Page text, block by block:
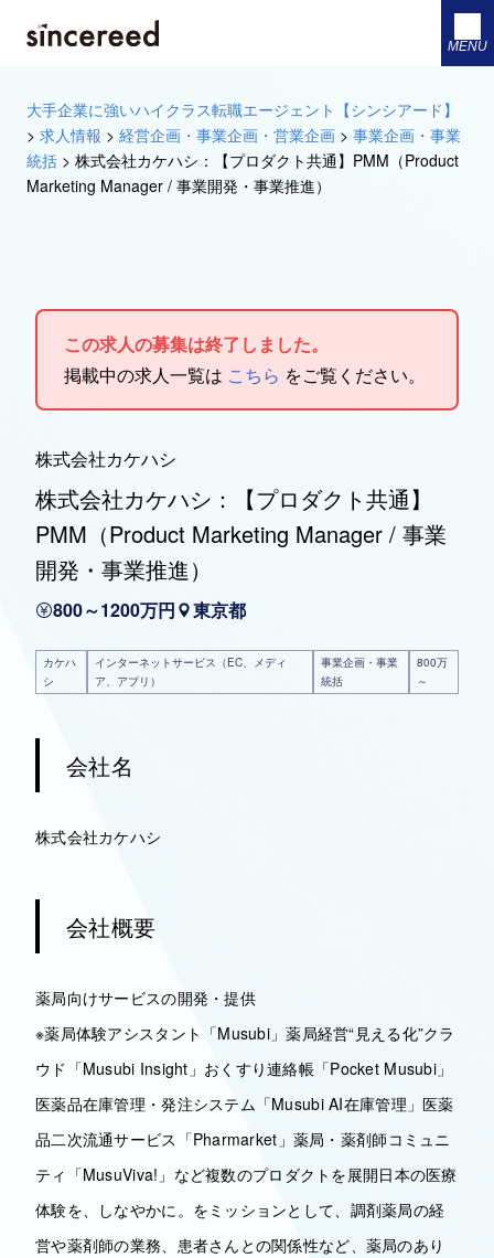
MENU
大手企業に強いハイクラス転職エージェント【シンシアード】
> 求人情報 > 経営企画・事業企画・営業企画 > 事業企画・事業
統括 > 株式会社カケハシ：【プロダクト共通】PMM（Product
Marketing Manager / 事業開発・事業推進）
この求人の募集は終了しました。
掲載中の求人一覧は こちら をご覧ください。
株式会社カケハシ
株式会社カケハシ：【プロダクト共通】
PMM（Product Marketing Manager / 事業
開発・事業推進）
800～1200万円 東京都
カケハ
シ
インターネットサービス（EC、メディ
ア、アプリ）
事業企画・事業
統括
800万
～
会社名
株式会社カケハシ
会社概要
薬局向けサービスの開発・提供
※薬局体験アシスタント「Musubi」薬局経営“見える化”クラ
ウド「Musubi Insight」おくすり連絡帳「Pocket Musubi」
医薬品在庫管理・発注システム「Musubi AI在庫管理」医薬
品二次流通サービス「Pharmarket」薬局・薬剤師コミュニ
ティ「MusuViva!」など複数のプロダクトを展開日本の医療
体験を、しなやかに。をミッションとして、調剤薬局の経
営や薬剤師の業務、患者さんとの関係性など、薬局のあり